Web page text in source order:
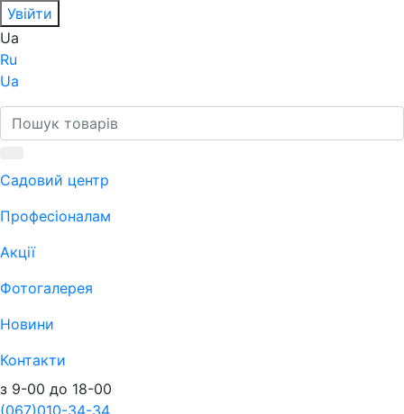
Увійти
Ua
Ru
Ua
Садовий центр
Професіоналам
Акції
Фотогалерея
Новини
Контакти
з 9-00 до 18-00
(067)010-34-34